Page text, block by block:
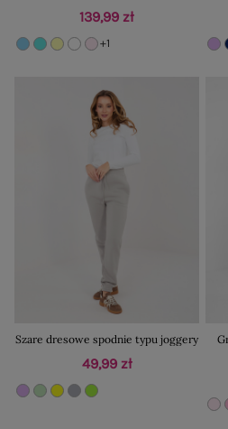
139,99 zł
+1
Szare dresowe spodnie typu joggery
49,99 zł